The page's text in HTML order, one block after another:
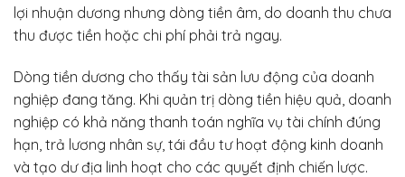
lợi nhuận dương nhưng dòng tiền âm, do doanh thu chưa
thu được tiền hoặc chi phí phải trả ngay.
Dòng tiền dương cho thấy tài sản lưu động của doanh
nghiệp đang tăng. Khi quản trị dòng tiền hiệu quả, doanh
nghiệp có khả năng thanh toán nghĩa vụ tài chính đúng
hạn, trả lương nhân sự, tái đầu tư hoạt động kinh doanh
và tạo dư địa linh hoạt cho các quyết định chiến lược.